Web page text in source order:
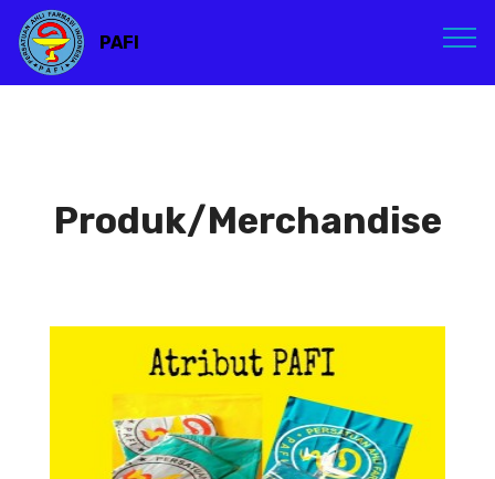
PAFI
Produk/Merchandise
Atribut PAFI
Atribut PAFI